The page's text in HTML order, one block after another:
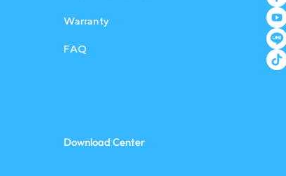
W a r r a n t y
FAQ
Download Center